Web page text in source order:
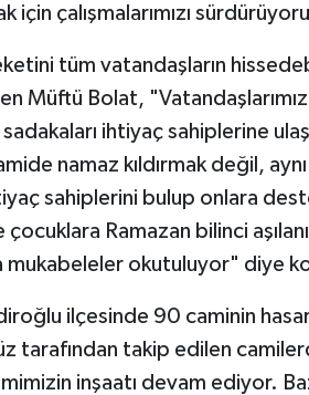
için çalışmalarımızı
tüm vatandaşların
Müftü Bolat,
ihtiyaç sahiplerine
namaz kıldırmak değil, aynı
sahiplerini bulup onlara
çocuklara Ramazan bilinci
mukabeleler okutuluyor" diye
ilçesinde 90 caminin
tarafından takip edilen
inşaatı devam ediyor.